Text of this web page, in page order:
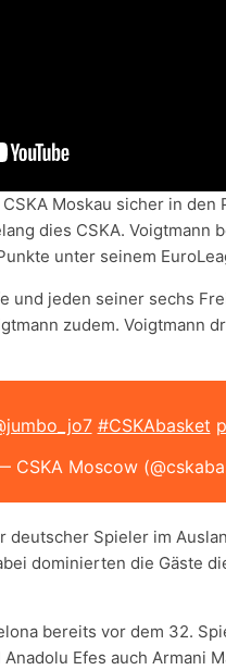
Moskau sicher in
dies CSKA. Voigtmann
unter seinem
und jeden seiner sechs
zudem. Voigtmann
#CSKAbasket
CSKA Moscow
Spieler im
dominierten die Gäste
bereits vor dem 32.
Anadolu Efes auch Armani